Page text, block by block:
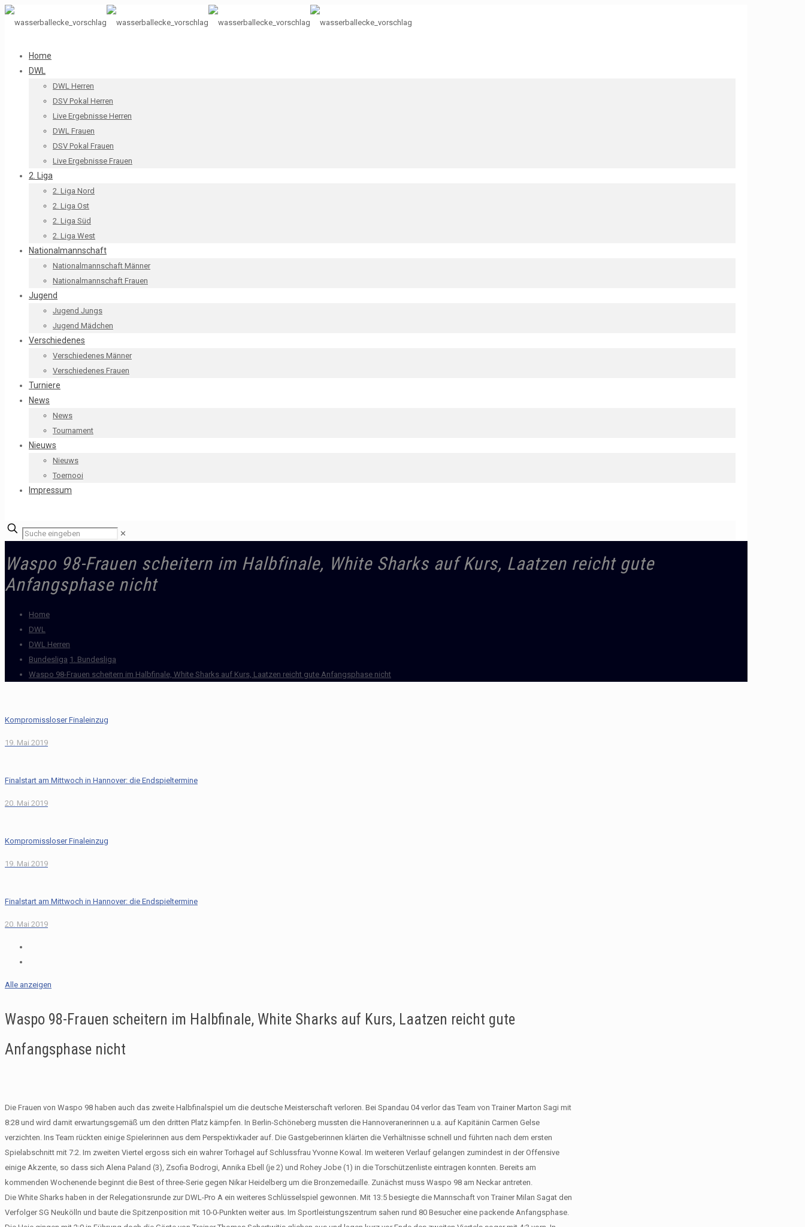
Home
DWL
DWL Herren
DSV Pokal Herren
Live Ergebnisse Herren
DWL Frauen
DSV Pokal Frauen
Live Ergebnisse Frauen
2. Liga
2. Liga Nord
2. Liga Ost
2. Liga Süd
2. Liga West
Nationalmannschaft
Nationalmannschaft Männer
Nationalmannschaft Frauen
Jugend
Jugend Jungs
Jugend Mädchen
Verschiedenes
Verschiedenes Männer
Verschiedenes Frauen
Turniere
News
News
Tournament
Nieuws
Nieuws
Toernooi
Impressum
✕
Waspo 98-Frauen scheitern im Halbfinale, White Sharks auf Kurs, Laatzen reicht gute
Anfangsphase nicht
Home
DWL
DWL Herren
Bundesliga 1. Bundesliga
Waspo 98-Frauen scheitern im Halbfinale, White Sharks auf Kurs, Laatzen reicht gute Anfangsphase nicht
Kompromissloser Finaleinzug
19. Mai 2019
Finalstart am Mittwoch in Hannover: die Endspieltermine
20. Mai 2019
Kompromissloser Finaleinzug
19. Mai 2019
Finalstart am Mittwoch in Hannover: die Endspieltermine
20. Mai 2019
Alle anzeigen
Waspo 98-Frauen scheitern im Halbfinale, White Sharks auf Kurs, Laatzen reicht gute
Anfangsphase nicht
Die Frauen von Waspo 98 haben auch das zweite Halbfinalspiel um die deutsche Meisterschaft verloren. Bei Spandau 04 verlor das Team von Trainer Marton Sagi mit
8:28 und wird damit erwartungsgemäß um den dritten Platz kämpfen. In Berlin-Schöneberg mussten die Hannoveranerinnen u.a. auf Kapitänin Carmen Gelse
verzichten. Ins Team rückten einige Spielerinnen aus dem Perspektivkader auf. Die Gastgeberinnen klärten die Verhältnisse schnell und führten nach dem ersten
Spielabschnitt mit 7:2. Im zweiten Viertel ergoss sich ein wahrer Torhagel auf Schlussfrau Yvonne Kowal. Im weiteren Verlauf gelangen zumindest in der Offensive
einige Akzente, so dass sich Alena Paland (3), Zsofia Bodrogi, Annika Ebell (je 2) und Rohey Jobe (1) in die Torschützenliste eintragen konnten. Bereits am
kommenden Wochenende beginnt die Best of three-Serie gegen Nikar Heidelberg um die Bronzemedaille. Zunächst muss Waspo 98 am Neckar antreten.
Die White Sharks haben in der Relegationsrunde zur DWL-Pro A ein weiteres Schlüsselspiel gewonnen. Mit 13:5 besiegte die Mannschaft von Trainer Milan Sagat den
Verfolger SG Neukölln und baute die Spitzenposition mit 10-0-Punkten weiter aus. Im Sportleistungszentrum sahen rund 80 Besucher eine packende Anfangsphase.